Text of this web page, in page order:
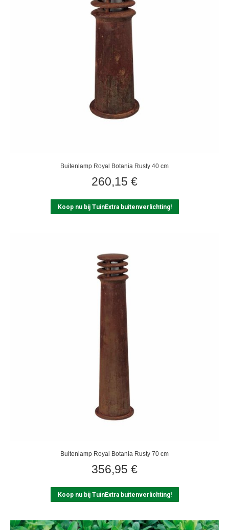
Buitenlamp Royal Botania Rusty 40 cm
260,15 €
Koop nu bij TuinExtra buitenverlichting!
Buitenlamp Royal Botania Rusty 70 cm
356,95 €
Koop nu bij TuinExtra buitenverlichting!